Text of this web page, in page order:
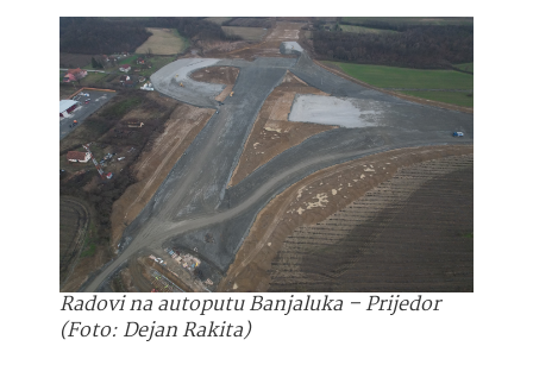
Radovi na autoputu Banjaluka – Prijedor
(Foto: Dejan Rakita)